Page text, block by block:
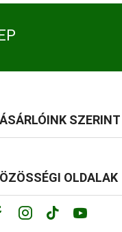
SZERINT
OLDALAK
Instagram
Tik- Youtube